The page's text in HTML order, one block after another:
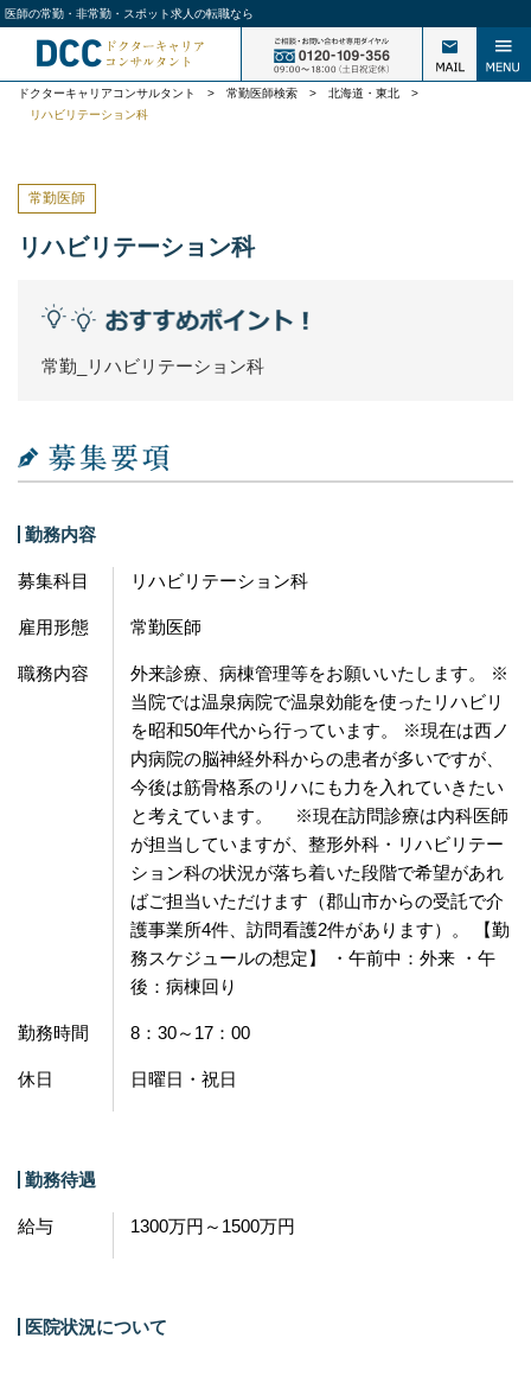
医師の常勤・非常勤・スポット求人の転職なら
ドクターキャリアコンサルタント > 常勤医師検索 > 北海道・東北 >
リハビリテーション科
常勤医師
リハビリテーション科
常勤_リハビリテーション科
勤務内容
募集科目 リハビリテーション科
雇用形態 常勤医師
職務内容
外来診療、病棟管理等をお願いいたします。 ※
当院では温泉病院で温泉効能を使ったリハビリ
を昭和50年代から行っています。 ※現在は西ノ
内病院の脳神経外科からの患者が多いですが、
今後は筋骨格系のリハにも力を入れていきたい
と考えています。 ※現在訪問診療は内科医師
が担当していますが、整形外科・リハビリテー
ション科の状況が落ち着いた段階で希望があれ
ばご担当いただけます（郡山市からの受託で介
護事業所4件、訪問看護2件があります）。 【勤
務スケジュールの想定】 ・午前中：外来 ・午
後：病棟回り
勤務時間 8：30～17：00
休日 日曜日・祝日
勤務待遇
給与 1300万円～1500万円
医院状況について